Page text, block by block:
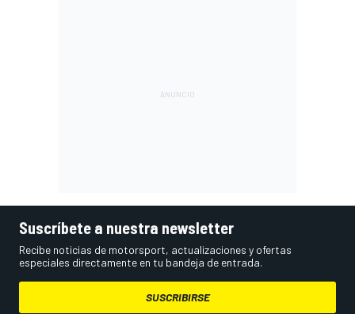
Suscríbete a nuestra newsletter
Recibe noticias de motorsport, actualizaciones y ofertas
especiales directamente en tu bandeja de entrada.
SUSCRIBIRSE